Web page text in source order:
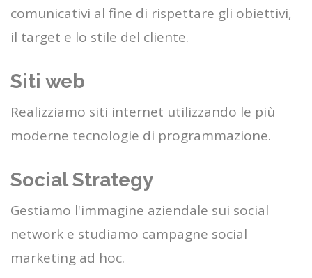
comunicativi al fine di rispettare gli obiettivi,
il target e lo stile del cliente.
Siti web
Realizziamo siti internet utilizzando le più
moderne tecnologie di programmazione.
Social Strategy
Gestiamo l'immagine aziendale sui social
network e studiamo campagne social
marketing ad hoc.